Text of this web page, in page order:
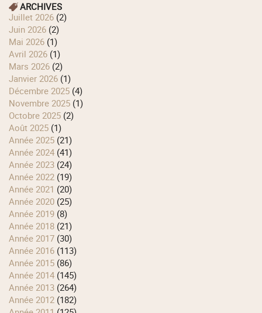
ARCHIVES
juillet 2026 (2)
juin 2026 (2)
mai 2026 (1)
avril 2026 (1)
mars 2026 (2)
janvier 2026 (1)
décembre 2025 (4)
novembre 2025 (1)
octobre 2025 (2)
août 2025 (1)
année 2025 (21)
année 2024 (41)
année 2023 (24)
année 2022 (19)
année 2021 (20)
année 2020 (25)
année 2019 (8)
année 2018 (21)
année 2017 (30)
année 2016 (113)
année 2015 (86)
année 2014 (145)
année 2013 (264)
année 2012 (182)